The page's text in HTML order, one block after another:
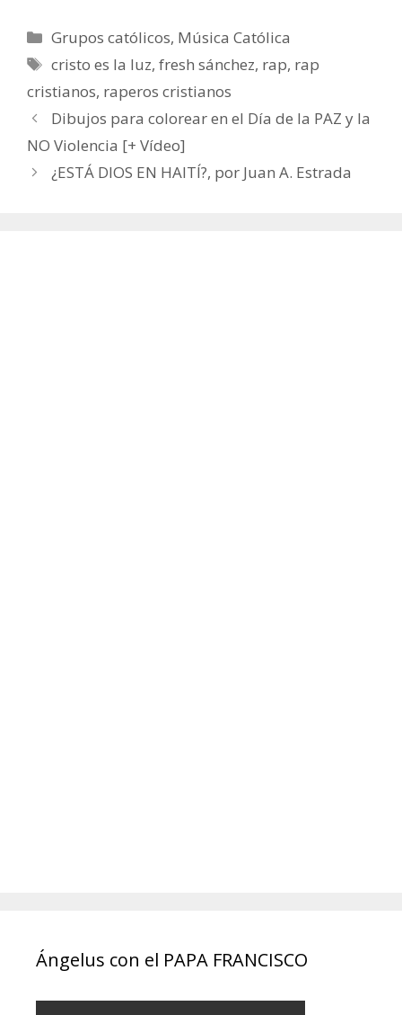
Categorías
Grupos católicos, Música Católica
Etiquetas
cristo es la luz,fresh sánchez, rap, rap
cristianos, raperos cristianos
Dibujos para colorear en el Día de la PAZ y la
NO Violencia [+ Vídeo]
¿ESTÁ DIOS EN HAITÍ?, por Juan A. Estrada
Ángelus con el PAPA FRANCISCO